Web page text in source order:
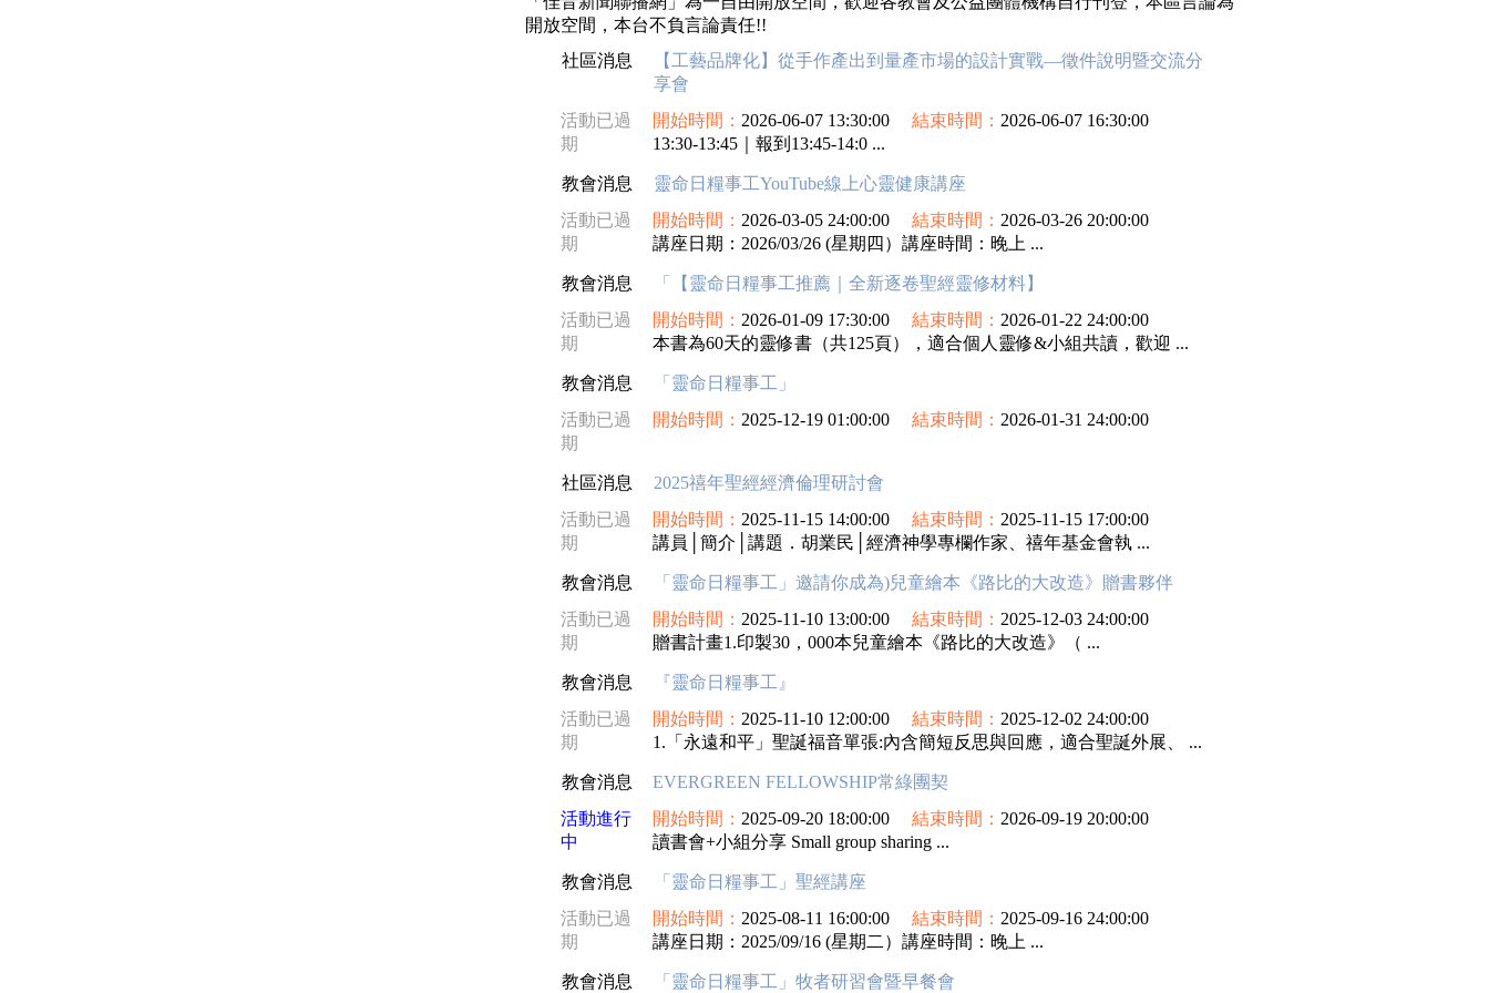
開放空間，本台不負言論責任!!
社區消息
【工藝品牌化】從手作產出到量產市場的設計實戰—徵件說明暨交流分
享會
活動已過
期
開始時間： 2026-06-07 13:30:00 結束時間： 2026-06-07 16:30:00
13:30-13:45｜報到13:45-14:0 ...
教會消息
靈命日糧事工YouTube線上心靈健康講座
活動已過
期
開始時間： 2026-03-05 24:00:00 結束時間： 2026-03-26 20:00:00
講座日期：2026/03/26 (星期四）講座時間：晚上 ...
教會消息
「【靈命日糧事工推薦｜全新逐卷聖經靈修材料】
活動已過
期
開始時間： 2026-01-09 17:30:00 結束時間： 2026-01-22 24:00:00
本書為60天的靈修書（共125頁），適合個人靈修&小組共讀，歡迎 ...
教會消息
「靈命日糧事工」
活動已過
期
開始時間： 2025-12-19 01:00:00 結束時間： 2026-01-31 24:00:00
社區消息
2025禧年聖經經濟倫理研討會
活動已過
期
開始時間： 2025-11-15 14:00:00 結束時間： 2025-11-15 17:00:00
講員│簡介│講題．胡業民│經濟神學專欄作家、禧年基金會執 ...
教會消息
「靈命日糧事工」邀請你成為)兒童繪本《路比的大改造》贈書夥伴
活動已過
期
開始時間： 2025-11-10 13:00:00 結束時間： 2025-12-03 24:00:00
贈書計畫1.印製30，000本兒童繪本《路比的大改造》（ ...
教會消息
『靈命日糧事工』
活動已過
期
開始時間： 2025-11-10 12:00:00 結束時間： 2025-12-02 24:00:00
1.「永遠和平」聖誕福音單張:內含簡短反思與回應，適合聖誕外展、 ...
教會消息
EVERGREEN FELLOWSHIP常綠團契
活動進行
中
開始時間： 2025-09-20 18:00:00 結束時間： 2026-09-19 20:00:00
讀書會+小組分享 Small group sharing ...
教會消息
「靈命日糧事工」聖經講座
活動已過
期
開始時間： 2025-08-11 16:00:00 結束時間： 2025-09-16 24:00:00
講座日期：2025/09/16 (星期二）講座時間：晚上 ...
教會消息 「靈命日糧事工」牧者研習會暨早餐會